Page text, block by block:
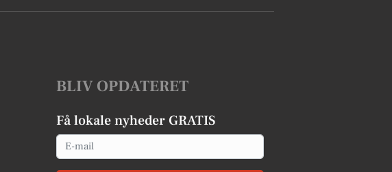
BLIV OPDATERET
Få lokale nyheder GRATIS
Email